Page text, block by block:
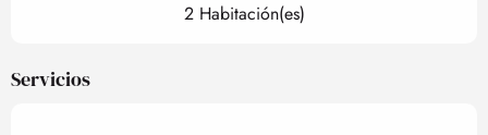
2 Habitación(es)
Servicios